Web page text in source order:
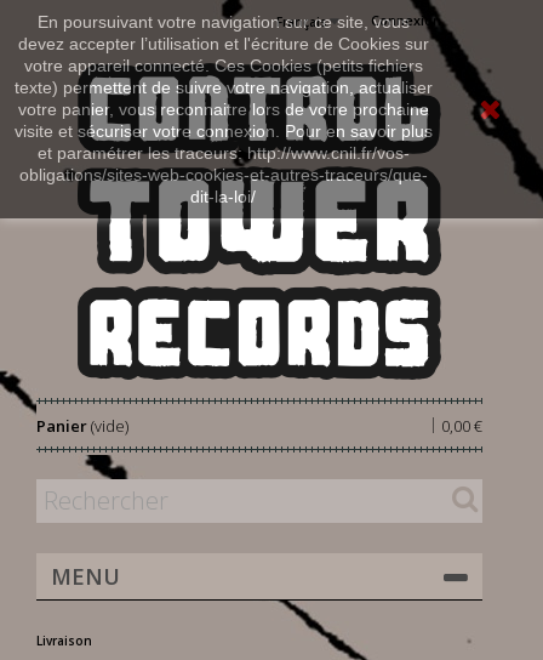
En poursuivant votre navigation sur ce site, vous
devez accepter l’utilisation et l'écriture de Cookies sur
votre appareil connecté. Ces Cookies (petits fichiers
texte) permettent de suivre votre navigation, actualiser
votre panier, vous reconnaitre lors de votre prochaine
visite et sécuriser votre connexion. Pour en savoir plus
et paramétrer les traceurs: http://www.cnil.fr/vos-
obligations/sites-web-cookies-et-autres-traceurs/que-
dit-la-loi/
Connexion
Français
Panier 0,00 €
|
(vide)
MENU
Livraison